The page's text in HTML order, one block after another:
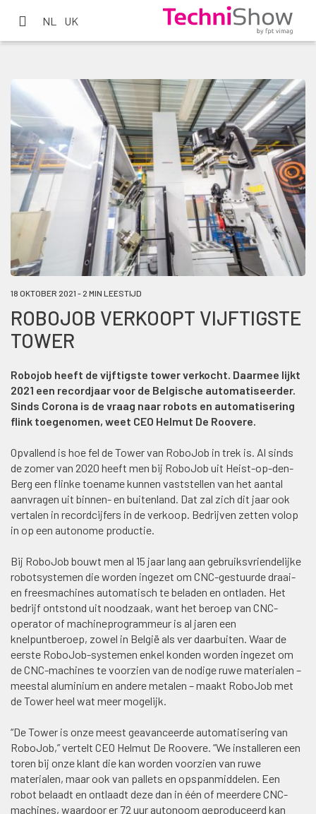
NL UK
18 OKTOBER 2021 - 2 MIN LEESTIJD
ROBOJOB VERKOOPT VIJFTIGSTE
TOWER
Robojob heeft de vijftigste tower verkocht. Daarmee lijkt
2021 een recordjaar voor de Belgische automatiseerder.
Sinds Corona is de vraag naar robots en automatisering
flink toegenomen, weet CEO Helmut De Roovere.
Opvallend is hoe fel de Tower van RoboJob in trek is. Al sinds
de zomer van 2020 heeft men bij RoboJob uit Heist-op-den-
Berg een flinke toename kunnen vaststellen van het aantal
aanvragen uit binnen- en buitenland. Dat zal zich dit jaar ook
vertalen in recordcijfers in de verkoop. Bedrijven zetten volop
in op een autonome productie.
Bij RoboJob bouwt men al 15 jaar lang aan gebruiksvriendelijke
robotsystemen die worden ingezet om CNC-gestuurde draai-
en freesmachines automatisch te beladen en ontladen. Het
bedrijf ontstond uit noodzaak, want het beroep van CNC-
operator of machineprogrammeur is al jaren een
knelpuntberoep, zowel in België als ver daarbuiten. Waar de
eerste RoboJob-systemen enkel konden worden ingezet om
de CNC-machines te voorzien van de nodige ruwe materialen –
meestal aluminium en andere metalen – maakt RoboJob met
de Tower heel wat meer mogelijk.
“De Tower is onze meest geavanceerde automatisering van
RoboJob,” vertelt CEO Helmut De Roovere. “We installeren een
toren bij onze klant die kan worden voorzien van ruwe
materialen, maar ook van pallets en opspanmiddelen. Een
robot belaadt en ontlaadt deze dan in één of meerdere CNC-
machines, waardoor er 72 uur autonoom geproduceerd kan